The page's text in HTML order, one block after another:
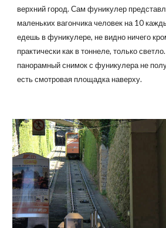
верхний город. Сам фуникулер
маленьких вагончика человек на 10
едешь в фуникулере, не видно ничего
практически как в тоннеле, только
панорамный снимок с фуникулера не
есть смотровая площадка наверху.